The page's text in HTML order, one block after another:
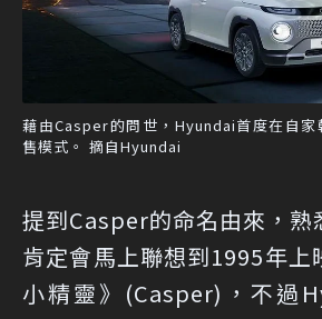
藉由Casper的問世，Hyundai首度在自家
售模式。 摘自Hyundai
提到Casper的命名由來，熟
肯定會馬上聯想到1995年上
小精靈》(Casper)，不過